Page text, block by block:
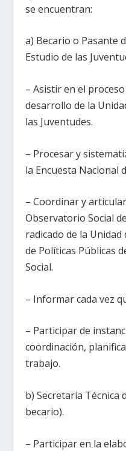
se encuentran:
a) Becario o Pasante
Estudio de las
– Asistir en el
desarrollo de la
las Juventudes.
– Procesar y
la Encuesta Nacional
– Coordinar y
Observatorio Social
radicado de la
de Políticas Públicas
Social.
– Informar cada vez
– Participar de
coordinación,
trabajo.
b) Secretaria Técnica
becario).
– Participar en la